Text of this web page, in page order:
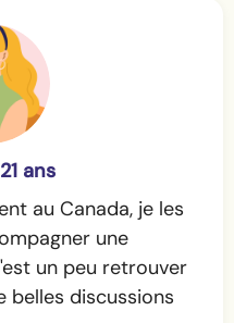
ans
au Canada, je les
une
un peu retrouver
discussions